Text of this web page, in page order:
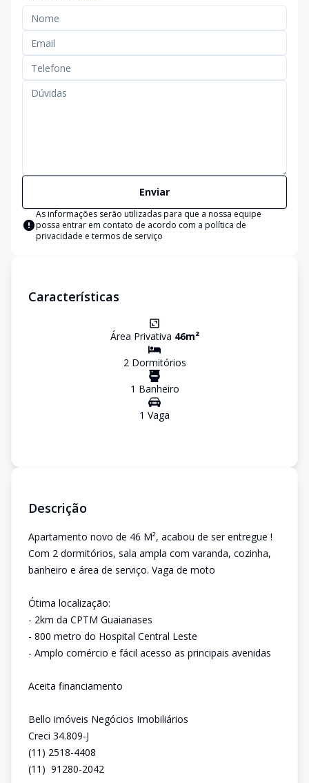
Enviar
As informações serão utilizadas para que a nossa equipe
possa entrar em contato de acordo com a política de
privacidade e termos de serviço
Características
Área Privativa 46m²
2Dormitórios
1 Banheiro
1 Vaga
Descrição
Apartamento novo de 46 M², acabou de ser entregue !
Com 2 dormitórios, sala ampla com varanda, cozinha,
banheiro e área de serviço. Vaga de moto
Ótima localização:
- 2km da CPTM Guaianases
- 800 metro do Hospital Central Leste
- Amplo comércio e fácil acesso as principais avenidas
Aceita financiamento
Bello imóveis Negócios Imobiliários
Creci 34.809-J
(11) 2518-4408
(11) 91280-2042